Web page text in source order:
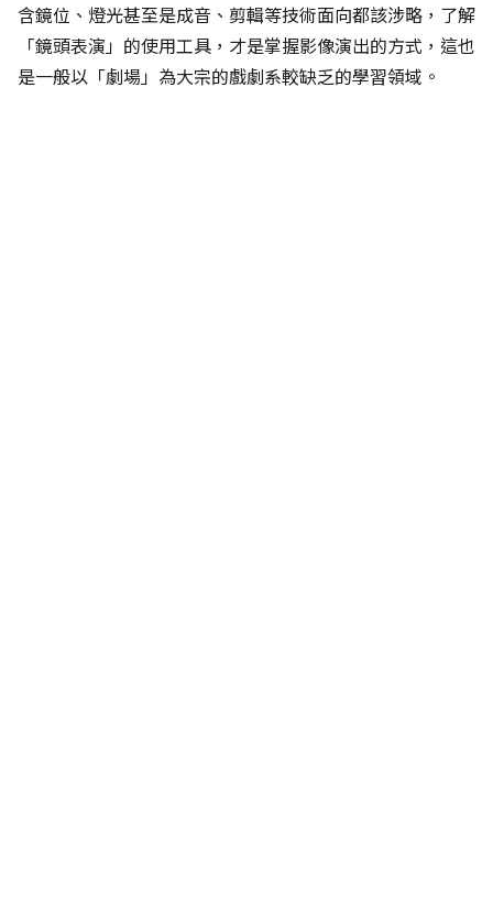
含鏡位、燈光甚至是成音、剪輯等技術面向都該涉略，了解
「鏡頭表演」的使用工具，才是掌握影像演出的方式，這也
是一般以「劇場」為大宗的戲劇系較缺乏的學習領域。